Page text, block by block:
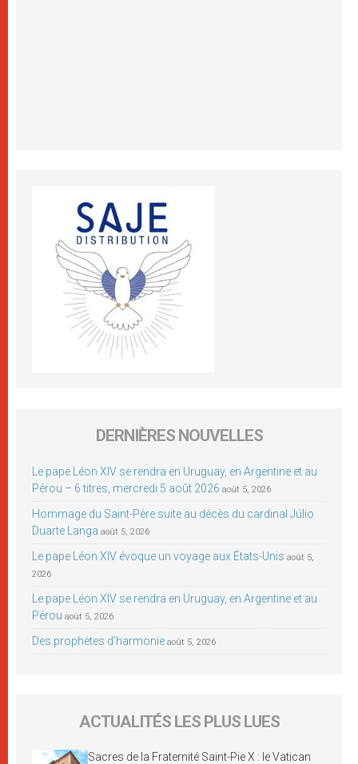
DERNIÈRES NOUVELLES
Le pape Léon XIV se rendra en Uruguay, en Argentine et au
Pérou – 6 titres, mercredi 5 août 2026 août 5, 2026
Hommage du Saint-Père suite au décès du cardinal Júlio
Duarte Langa août 5, 2026
Le pape Léon XIV évoque un voyage aux États-Unis août 5,
2026
Le pape Léon XIV se rendra en Uruguay, en Argentine et au
Pérou août 5, 2026
Des prophètes d’harmonie août 5, 2026
ACTUALITÉS LES PLUS LUES
Sacres de la Fraternité Saint-Pie X : le Vatican